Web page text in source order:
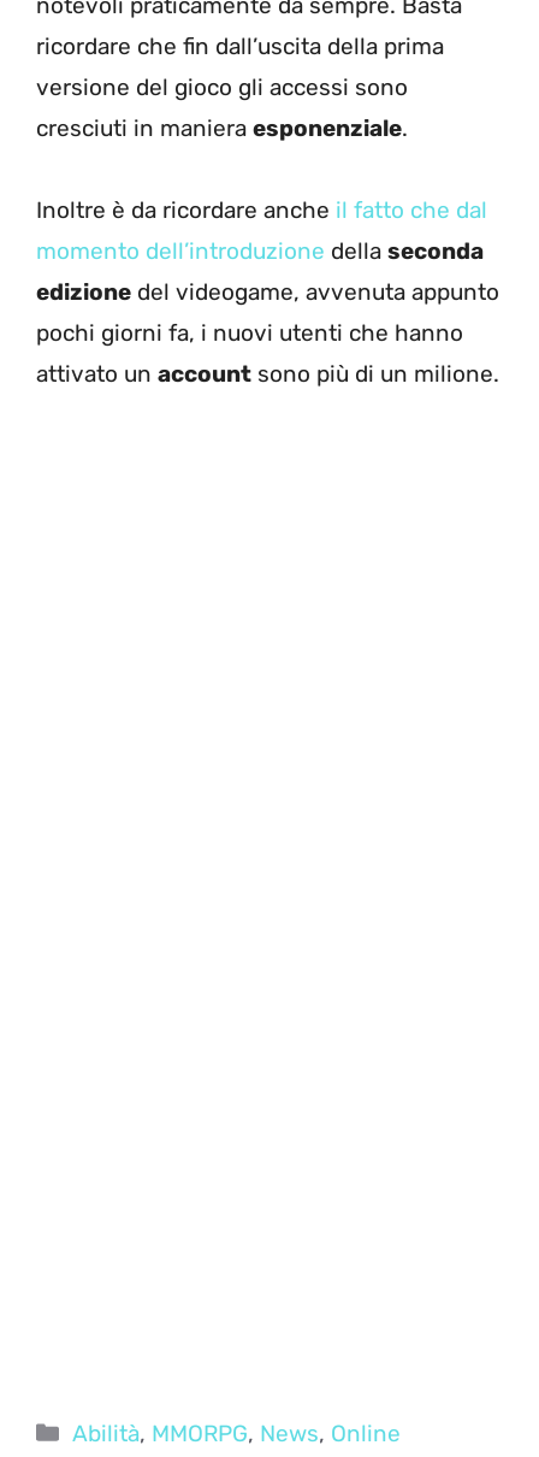
ricordare che fin dall’uscita della prima
versione del gioco gli accessi sono
cresciuti in maniera esponenziale.
Inoltre è da ricordare anche il fatto che dal
momento dell’introduzione della seconda
edizione del videogame, avvenuta appunto
pochi giorni fa, i nuovi utenti che hanno
attivato un account sono più di un milione.
Categorie
Abilità, MMORPG, News, Online